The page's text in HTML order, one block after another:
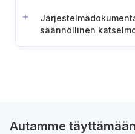
säännöllinen
Autamme